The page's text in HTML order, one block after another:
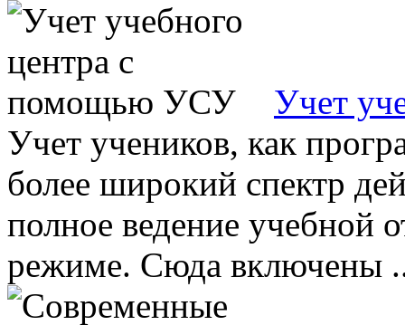
Учет
Учет учеников, как
более широкий спектр
полное ведение учебной
режиме. Сюда включены